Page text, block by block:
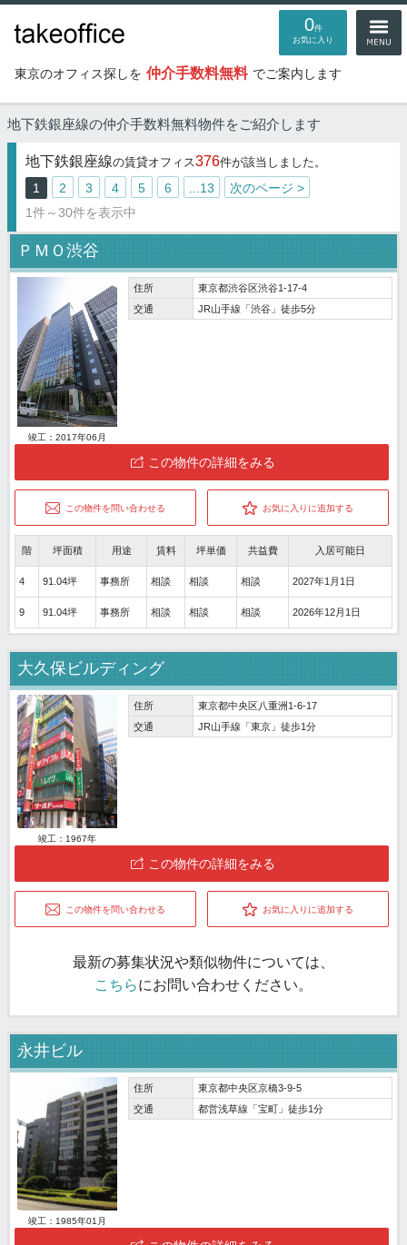
東京のオフィス探しを 仲介手数料無料 でご案内します
0件
お気に入り
地下鉄銀座線の仲介手数料無料物件をご紹介します
地下鉄銀座線の賃貸オフィス376件が該当しました。
1 2 3 4 5 6 ...13
次のページ >
1件～30件を表示中
ＰＭＯ渋谷
竣工：2017年06月
住所
東京都渋谷区渋谷1-17-4
交通
JR山手線「渋谷」徒歩5分
この物件の詳細をみる
この物件を問い合わせる お気に入りに追加する
階 坪面積 用途 賃料 坪単価 共益費 入居可能日
4 91.04坪 事務所 相談 相談 相談 2027年1月1日
9 91.04坪 事務所 相談 相談 相談 2026年12月1日
大久保ビルディング
竣工：1967年
住所
東京都中央区八重洲1-6-17
交通
JR山手線「東京」徒歩1分
この物件の詳細をみる
この物件を問い合わせる お気に入りに追加する
最新の募集状況や類似物件については、
こちらにお問い合わせください。
永井ビル
竣工：1985年01月
住所
東京都中央区京橋3-9-5
交通
都営浅草線「宝町」徒歩1分